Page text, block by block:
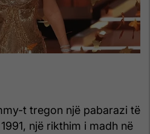
t tregon një pabarazi të
një rikthim i madh në